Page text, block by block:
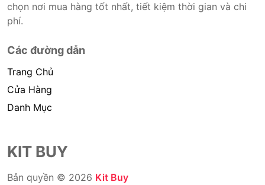
chọn nơi mua hàng tốt nhất, tiết kiệm thời gian và chi
phí.
Các đường dẫn
Trang Chủ
Cửa Hàng
Danh Mục
KIT BUY
Bản quyền © 2026 Kit Buy